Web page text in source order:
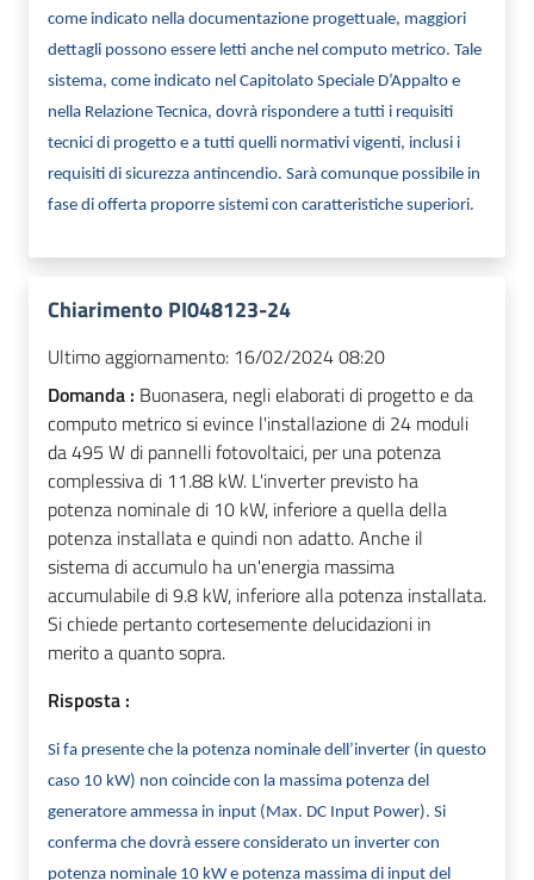
come indicato nella documentazione progettuale, maggiori
dettagli possono essere letti anche nel computo metrico. Tale
sistema, come indicato nel Capitolato Speciale D’Appalto e
nella Relazione Tecnica, dovrà rispondere a tutti i requisiti
tecnici di progetto e a tutti quelli normativi vigenti, inclusi i
requisiti di sicurezza antincendio. Sarà comunque possibile in
fase di offerta proporre sistemi con caratteristiche superiori.
Chiarimento PI048123-24
Ultimo aggiornamento: 16/02/2024 08:20
Domanda : Buonasera, negli elaborati di progetto e da
computo metrico si evince l'installazione di 24 moduli
da 495 W di pannelli fotovoltaici, per una potenza
complessiva di 11.88 kW. L'inverter previsto ha
potenza nominale di 10 kW, inferiore a quella della
potenza installata e quindi non adatto. Anche il
sistema di accumulo ha un'energia massima
accumulabile di 9.8 kW, inferiore alla potenza installata.
Si chiede pertanto cortesemente delucidazioni in
merito a quanto sopra.
Risposta :
Si fa presente che la potenza nominale dell’inverter (in questo
caso 10 kW) non coincide con la massima potenza del
generatore ammessa in input (Max. DC Input Power). Si
conferma che dovrà essere considerato un inverter con
potenza nominale 10 kW e potenza massima di input del